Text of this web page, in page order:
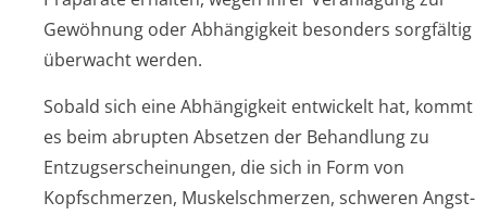
Gewöhnung oder Abhängigkeit besonders sorgfältig
überwacht werden.
Sobald sich eine Abhängigkeit entwickelt hat, kommt
es beim abrupten Absetzen der Behandlung zu
Entzugsersche­inungen, die sich in Form von
Kopfschmerzen, Muskelschmerzen, schweren Angst-